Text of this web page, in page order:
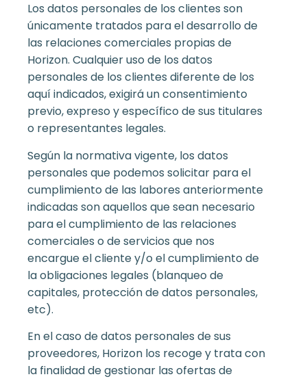
Los datos personales de los clientes son
únicamente tratados para el desarrollo de
las relaciones comerciales propias de
Horizon. Cualquier uso de los datos
personales de los clientes diferente de los
aquí indicados, exigirá un consentimiento
previo, expreso y específico de sus titulares
o representantes legales.
Según la normativa vigente, los datos
personales que podemos solicitar para el
cumplimiento de las labores anteriormente
indicadas son aquellos que sean necesario
para el cumplimiento de las relaciones
comerciales o de servicios que nos
encargue el cliente y/o el cumplimiento de
la obligaciones legales (blanqueo de
capitales, protección de datos personales,
etc).
En el caso de datos personales de sus
proveedores, Horizon los recoge y trata con
la finalidad de gestionar las ofertas de